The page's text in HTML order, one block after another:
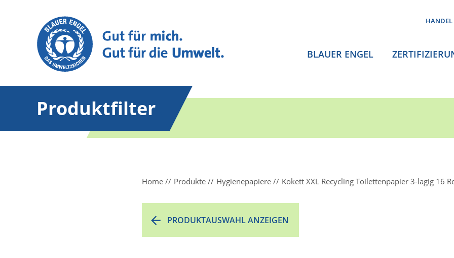
HANDEL
BLAUER ENGEL
Produktfilter
Home Produkte Hygienepapiere Kokett XXL Recycling Toilettenpapier 3-lagig 16
PRODUKTAUSWAHL ANZEIGEN